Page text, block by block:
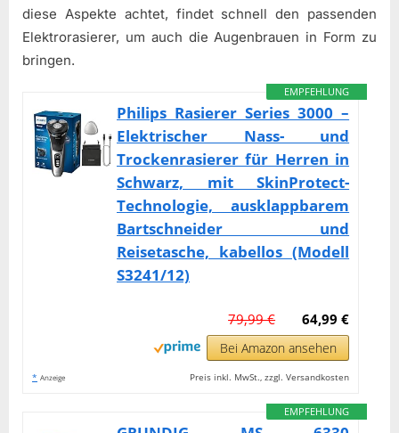
diese Aspekte achtet, findet schnell den passenden
Elektrorasierer, um auch die Augenbrauen in Form zu
bringen.
EMPFEHLUNG
Philips Rasierer Series 3000 –
Elektrischer Nass- und
Trockenrasierer für Herren in
Schwarz, mit SkinProtect-
Technologie, ausklappbarem
Bartschneider und
Reisetasche, kabellos (Modell
S3241/12)
64,99 €
79,99 €
Bei Amazon ansehen
* Anzeige Preis inkl. MwSt., zzgl. Versandkosten
EMPFEHLUNG